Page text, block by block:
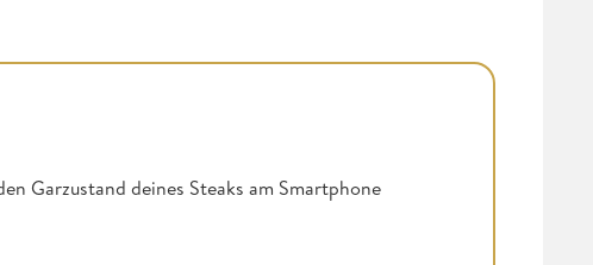
Garzustand deines Steaks am Smartphone